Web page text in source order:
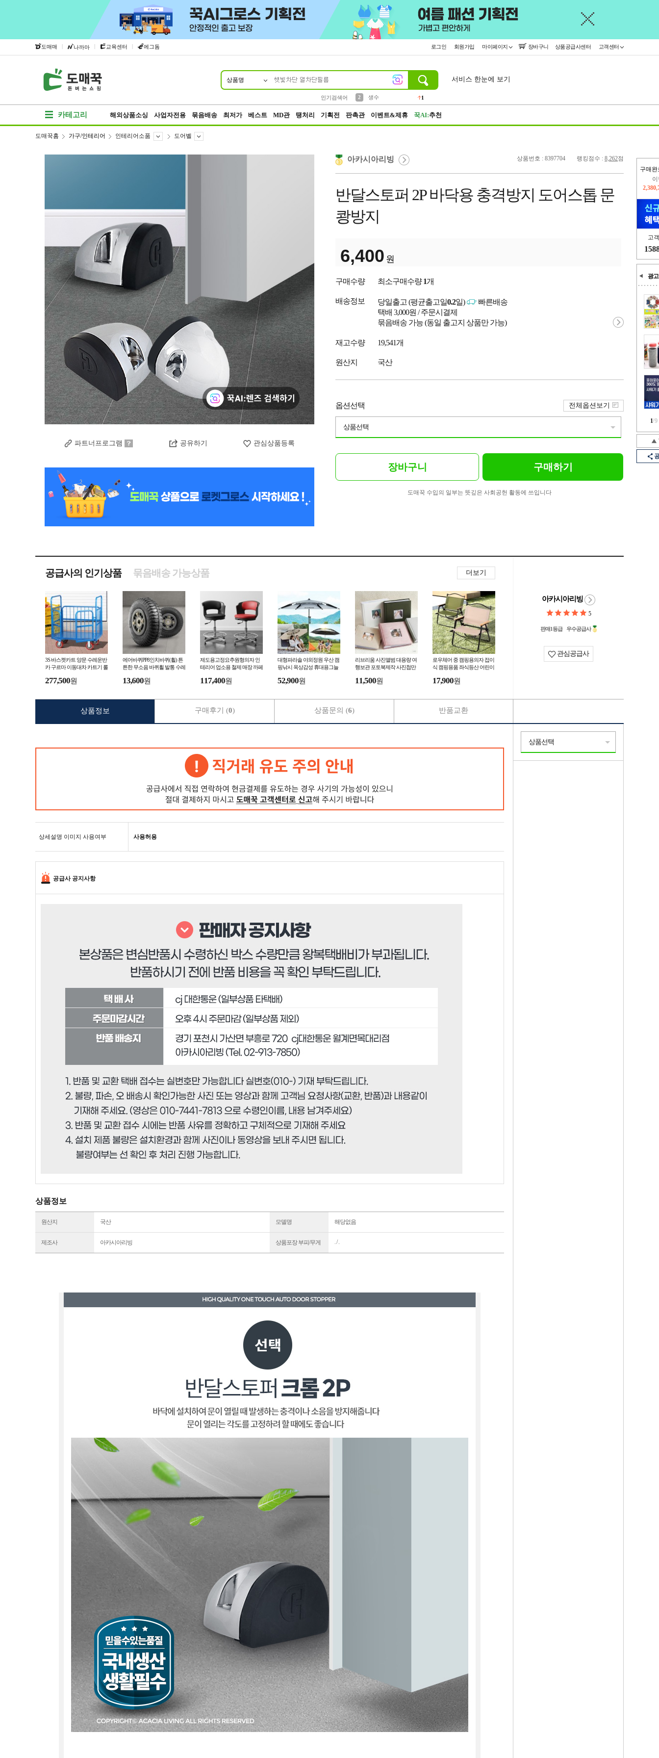
도매매 | 나까마 | 교육센터 | 에그돔 로그인 회원가입 마이페이지 장바구니 상품공급사센터 고객센터
상품명
인기검색어
2
생수
1
서비스 한눈에 보기
카테고리 해외상품소싱 사업자전용 묶음배송 최저가 베스트 MD관 땡처리 기획전 판촉관 이벤트&제휴 꾹AI:추천
구매완
고
광고
1/9
도매꾹홈 가구/인테리어 인테리어소품 도어벨
파트너프로그램 공유하기 관심상품등록
상품번호 : 8397704 랭킹점수 : 8,262점
아카시아리빙
반달스토퍼 2P 바닥용 충격방지 도어스톱 문
쾅방지
6,400 원
구매수량 최소구매수량1개
배송정보 당일출고 (평균출고일0.2일)
빠른배송
택배 3,000원 / 주문시결제
묶음배송 가능 (동일 출고지 상품만 가능)
재고수량 19,541개
원산지 국산
옵션선택
상품선택
전체옵션보기
장바구니 구매하기
도매꾹 수입의 일부는 뜻깊은 사회공헌 활동에 쓰입니다
공급사의 인기상품 더보기
묶음배송 가능상품
3S 바스켓카트 양문 수레운반
카 구르마 이동대차 카트기 롤
277,500원
에어바퀴PP8인치바퀴(휠) 튼
튼한 무소음 바퀴휠 발통 수레
13,600원
제도용고정요추원형의자 인
테리어 업소용 철제 매장 까페
117,400원
대형파라솔 야외정원 우산 캠
핑낚시 옥상감성 휴대용그늘
52,900원
리브리움 사진앨범 대용량 여
행보관 포토북제작 사진첩만
11,500원
로우체어 중 캠핑용의자 접이
식 캠핑용품 좌식등산 어린이
17,900원
아카시아리빙
5
판매1등급 우수공급사
관심공급사
상세설명 이미지 사용여부 사용허용
공급사 공지사항
상품정보
원산지 국산 모델명 해당없음
제조사 아카시아리빙 상품포장 부피/무게 . / .
상품정보 구매후기 (0) 상품문의 (6) 반품교환
상품선택